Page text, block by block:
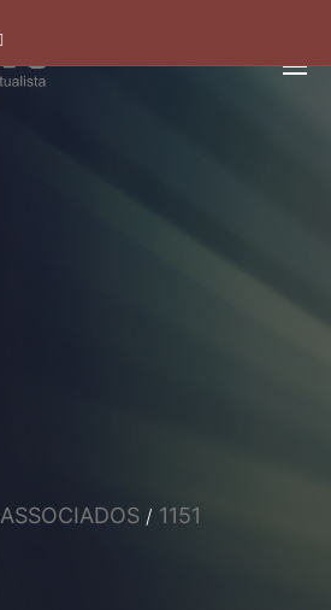
ASSOCIADOS / 1151